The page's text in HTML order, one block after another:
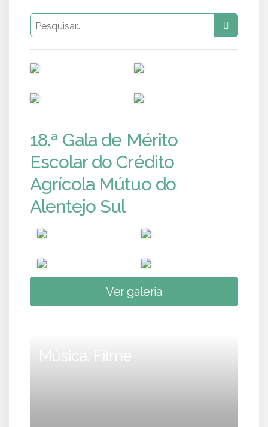
18.ª Gala de Mérito
Escolar do Crédito
Agrícola Mútuo do
Alentejo Sul
Ver galeria
Música, Filme